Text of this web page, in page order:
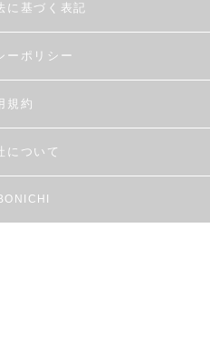
に基づく表記
ーポリシー
規約
について